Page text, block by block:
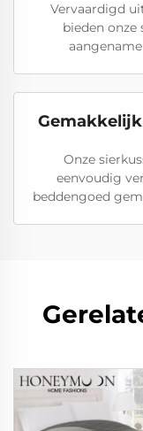
Vervaardigd
bieden onze
Onze
eenvoudig
beddengoed